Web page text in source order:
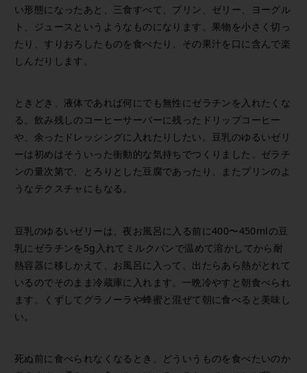
い形態になったあと、三食すべて、プリン、ゼリー、ヨーグル
ト、ジュースというようなものになります。果物を小さく切っ
たり、すりおろしたものを食べたり、その果汁を口に含んで楽
しんだりします。
ときどき、液体であれば何にでも無性にゼラチンを入れたくな
る。飲み残しのコーヒーサーバーに残ったドリップコーヒー
や、余ったドレッシングに入れたりしたい。豆乳のゆるいゼリ
ーは初めはそういった衝動的な気持ちでつくりました。ゼラチ
ンの量次第で、とろりとした豆腐であったり、またプリンのよ
うなテクスチャにもなる。
豆乳のゆるいゼリーは、夜お風呂に入る前に400〜450mlの豆
乳にゼラチンを5g入れてミルクパンで温めて溶かしてから耐
熱容器に移しかえて、お風呂に入って、出たらあら熱がとれて
いるのでそのまま冷蔵庫に入れます。一晩冷やすと朝食べられ
ます。くずしてグラノーラや蜂蜜と混ぜて朝に食べると美味し
い。
死ぬ前に食べられなくなるとき、どういうものを食べたいのか